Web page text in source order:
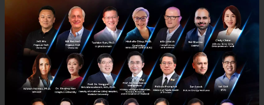
Dr. Yael Benn ผู้ร่วมวิจัยจาก Manchester Metropolitan
University เล่าว่านักศึกษาหลายคนบอกว่าจะรู้สึกถูกโกง
ถ้ารู้ว่างานของตัวเองถูก AI ตรวจ ส่วนอาจารย์ก็เตือน
ว่าการพึ่ง AI จะทำลายความไว้ใจ แรงจูงใจ การตัดสินเชิง
วิชาชีพ และการมีปฏิสัมพันธ์แบบมนุษย์ที่เป็นหัวใจของ
การศึกษาระดับสูง